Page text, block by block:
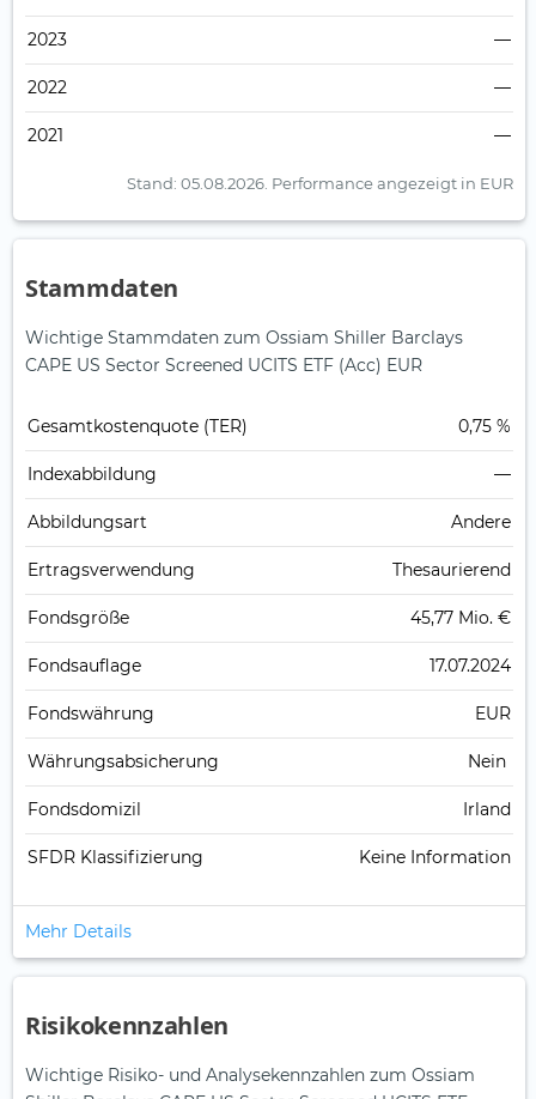
2023 —
2022 —
2021 —
Stand: 05.08.2026. Performance angezeigt in EUR
Stammdaten
Wichtige Stammdaten zum Ossiam Shiller Barclays
CAPE US Sector Screened UCITS ETF (Acc) EUR
Gesamt­kosten­quote (TER) 0,75 %
Index­abbildung —
Abbildungs­art Andere
Ertrags­verwendung Thesaurierend
Fonds­größe 45,77 Mio. €
Fonds­auflage 17.07.2024
Fonds­währung EUR
Währungsabsicherung Nein
Fondsdomizil Irland
SFDR Klassifizierung Keine Information
Mehr Details
Risikokennzahlen
Wichtige Risiko- und Analysekennzahlen zum Ossiam